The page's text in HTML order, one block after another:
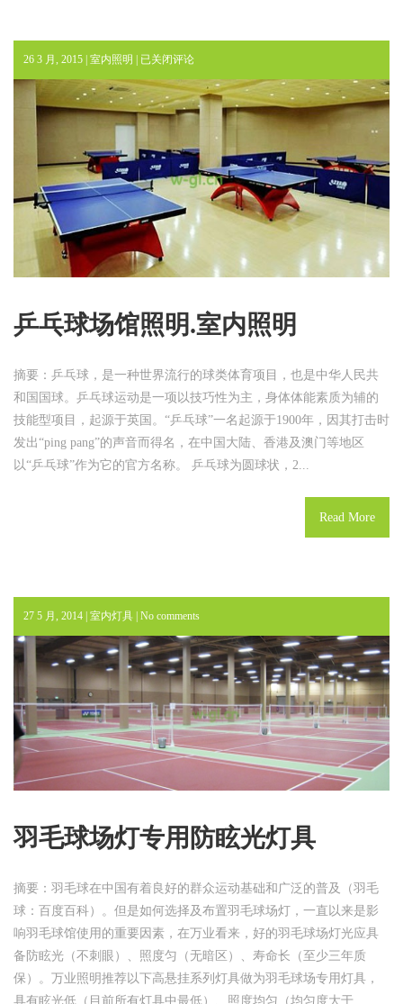
26 3 月, 2015 | 室内照明 | 乒
乓
场
照
明.
室
照
已关闭评论
乒乓球场馆照明.室内照明
摘要：乒乓球，是一种世界流行的球类体育项目，也是中华人民共
和国国球。乒乓球运动是一项以技巧性为主，身体体能素质为辅的
技能型项目，起源于英国。“乒乓球”一名起源于1900年，因其打击时
发出“ping pang”的声音而得名，在中国大陆、香港及澳门等地区
以“乒乓球”作为它的官方名称。 乒乓球为圆球状，2...
Read More
27 5 月, 2014 | 室内灯具 | No comments
羽毛球场灯专用防眩光灯具
摘要：羽毛球在中国有着良好的群众运动基础和广泛的普及（羽毛
球：百度百科）。但是如何选择及布置羽毛球场灯，一直以来是影
响羽毛球馆使用的重要因素，在万业看来，好的羽毛球场灯光应具
备防眩光（不刺眼）、照度匀（无暗区）、寿命长（至少三年质
保）。万业照明推荐以下高悬挂系列灯具做为羽毛球场专用灯具，
具有眩光低（目前所有灯具中最低）、照度均匀（均匀度大于